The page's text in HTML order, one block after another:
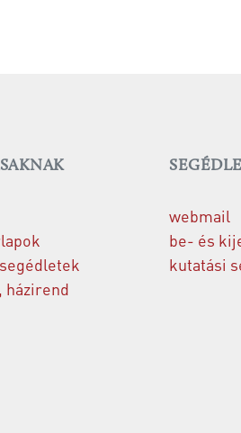
házirend
webmail
be- és
kutatási